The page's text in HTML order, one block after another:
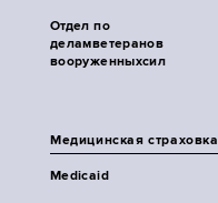
Отдел по
деламветеранов
вооруженныхсил
Медицинская страховка
Medicaid